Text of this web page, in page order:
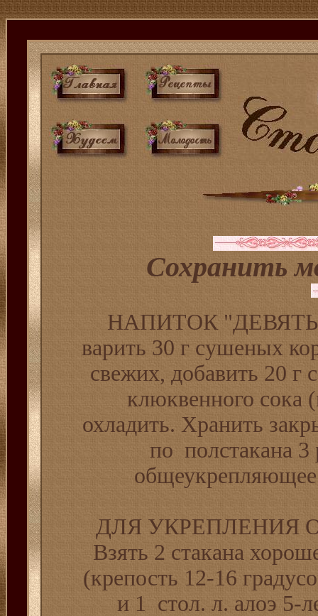
Cохранить
НАПИТОК "ДЕВЯТЬ
варить 30 г сушеных
свежих, добавить 20 г
клюквенного
охладить. Хранить
по полстакана 3
ДЛЯ УКРЕПЛЕНИЯ
Взять 2 стакана
(крепость 12-16
и 1 стол. л. алоэ 5-